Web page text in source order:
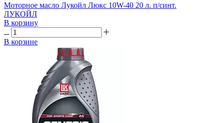
Моторное масло Лукойл Люкс 10W-40 20 л. п/синт.
ЛУКОЙЛ
В корзину
В корзине